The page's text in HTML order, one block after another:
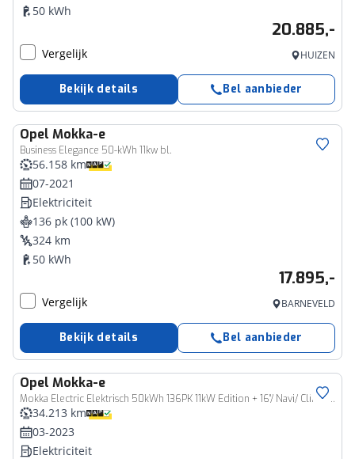
50 kWh
20.885,-
Vergelijk HUIZEN
Bekijk details Bel aanbieder
Opel Mokka-e
Business Elegance 50-kWh 11kw bl.
56.158 km
07-2021
Elektriciteit
136 pk (100 kW)
324 km
50 kWh
17.895,-
Vergelijk BARNEVELD
Bekijk details Bel aanbieder
Opel Mokka-e
Mokka Electric Elektrisch 50kWh 136PK 11kW Edition + 16"/ Navi/ Clima/ Cruise/ Full-LED/ CarPlay/ NL auto
34.213 km
03-2023
Elektriciteit